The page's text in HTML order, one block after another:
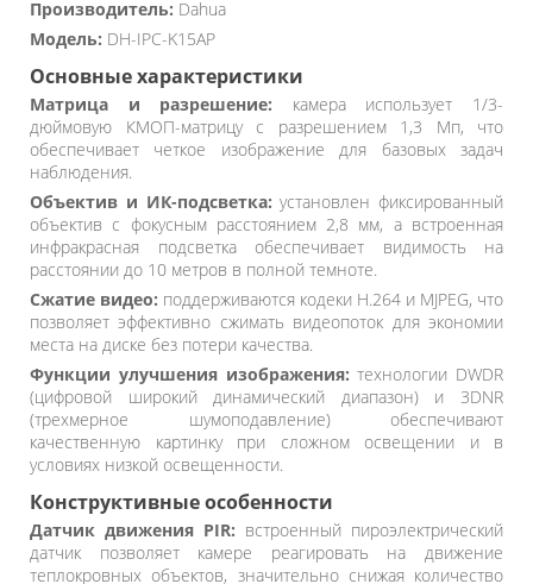
Производитель: Dahua
Модель: DH-IPC-K15AP
Основные характеристики
Матрица и разрешение: камера использует 1/3-
дюймовую КМОП-матрицу с разрешением 1,3 Мп, что
обеспечивает четкое изображение для базовых задач
наблюдения.
Объектив и ИК-подсветка: установлен фиксированный
объектив с фокусным расстоянием 2,8 мм, а встроенная
инфракрасная подсветка обеспечивает видимость на
расстоянии до 10 метров в полной темноте.
Сжатие видео: поддерживаются кодеки H.264 и MJPEG, что
позволяет эффективно сжимать видеопоток для экономии
места на диске без потери качества.
Функции улучшения изображения: технологии DWDR
(цифровой широкий динамический диапазон) и 3DNR
(трехмерное шумоподавление) обеспечивают
качественную картинку при сложном освещении и в
условиях низкой освещенности.
Конструктивные особенности
Датчик движения PIR: встроенный пироэлектрический
датчик позволяет камере реагировать на движение
теплокровных объектов, значительно снижая количество